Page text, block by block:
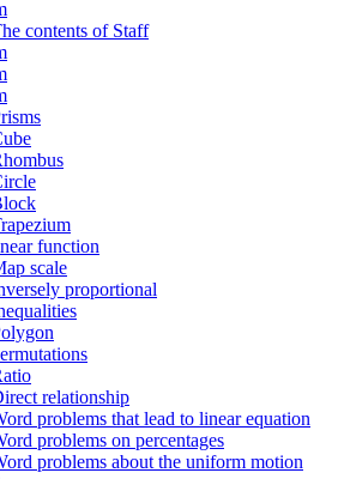
contents of Staff
function
scale
proportional
relationship
problems that lead to linear equation
problems on percentages
problems about the uniform motion